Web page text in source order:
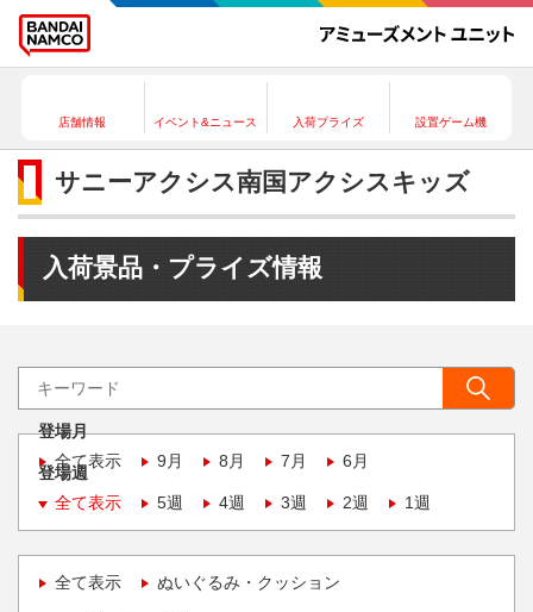
店舗情報 イベント&ニュース 入荷プライズ 設置ゲーム機
サニーアクシス南国アクシスキッズ
入荷景品・プライズ情報
登場月
全て表示
9月 8月 7月 6月
登場週
全て表示
5週 4週 3週 2週 1週
全て表示 ぬいぐるみ・クッション